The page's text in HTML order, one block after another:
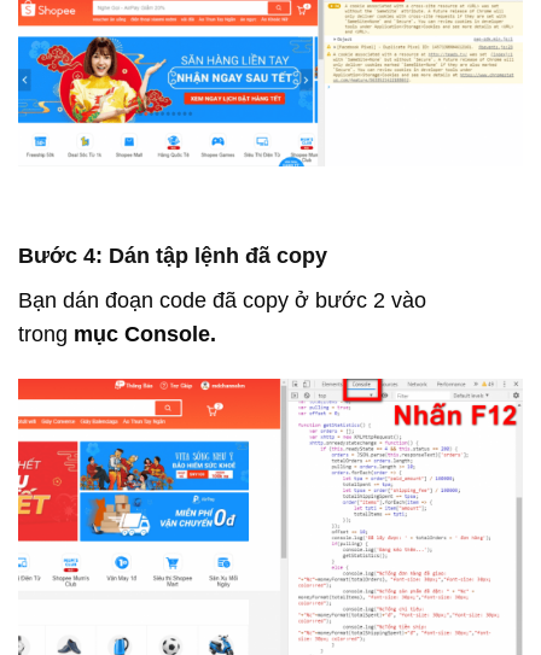
Bước 4: Dán tập lệnh đã copy
Bạn dán đoạn code đã copy ở bước 2 vào
trong mục Console.